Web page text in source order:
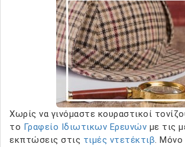
Χωρίς να γινόμαστε κουραστικοί
το Γραφείο Ιδιωτικων Ερευνών με τις
εκπτώσεις στις τιμές ντετέκτιβ. Μόνο